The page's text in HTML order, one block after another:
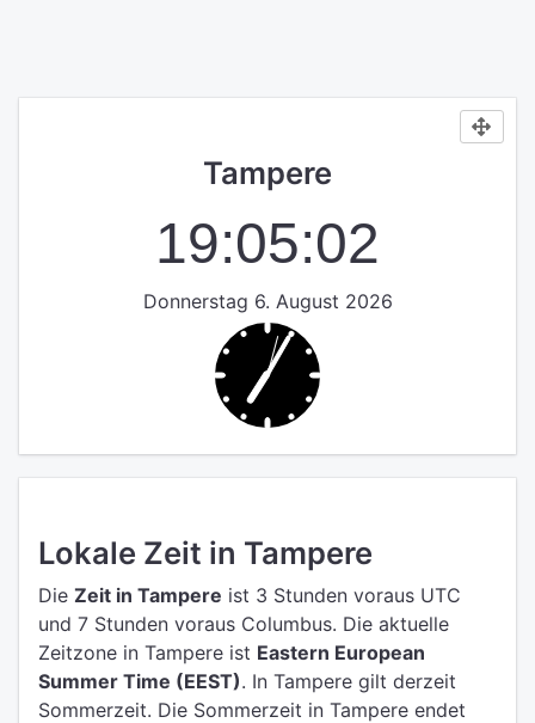
Tampere
19:05:02
Donnerstag 6. August 2026
Lokale Zeit in Tampere
Die Zeit in Tampere ist 3 Stunden voraus UTC
und 7 Stunden voraus Columbus. Die aktuelle
Zeitzone in Tampere ist Eastern European
Summer Time (EEST). In Tampere gilt derzeit
Sommerzeit. Die Sommerzeit in Tampere endet